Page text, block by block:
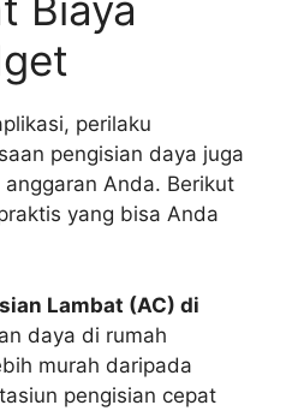
perilaku
pengisian daya juga
Anda. Berikut
yang bisa Anda
Lambat (AC) di
daya di rumah
murah daripada
pengisian cepat